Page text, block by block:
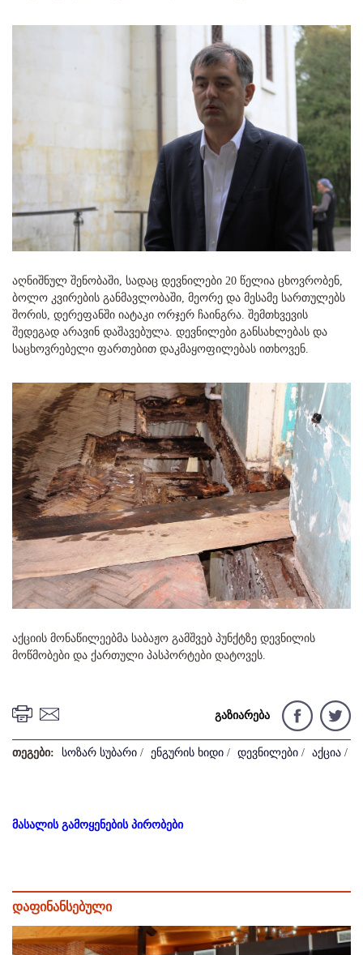
აღნიშნულ შენობაში, სადაც დევნილები 20 წელია ცხოვრობენ,
ბოლო კვირების განმავლობაში, მეორე და მესამე სართულებს
შორის, დერეფანში იატაკი ორჯერ ჩაინგრა. შემთხვევის
შედეგად არავინ დაშავებულა. დევნილები განსახლებას და
საცხოვრებელი ფართებით დაკმაყოფილებას ითხოვენ.
აქციის მონაწილეებმა საბაჟო გამშვებ პუნქტზე დევნილის
მოწმობები და ქართული პასპორტები დატოვეს.
გაზიარება
თეგები: სოზარ სუბარი / ენგურის ხიდი / დევნილები / აქცია /
მასალის გამოყენების პირობები
დაფინანსებული